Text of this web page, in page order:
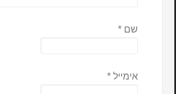
שם *
אימייל *